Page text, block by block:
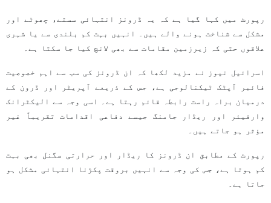
رپورٹ میں کہا گیا ہے کہ یہ ڈرونز انتہائی سستے، چھوٹے اور
مشکل سے شناخت ہونے والے ہیں۔ انہیں بہت کم بلندی سے یا شہری
علاقوں حتی کہ زیرزمین مقامات سے بھی لانچ کیا جا سکتا ہے۔
اسرائیل نیوز نے مزید لکھا کہ ان ڈرونز کی سب سے اہم خصوصیت
فائبر آپٹک ٹیکنالوجی ہے، جس کے ذریعے آپریٹر اور ڈرون کے
درمیان براہ راست رابطہ قائم رہتا ہے۔ اسی وجہ سے الیکٹرانک
وارفیئر اور ریڈار جامنگ جیسے دفاعی اقدامات تقریباً غیر
مؤثر ہو جاتے ہیں۔
رپورٹ کے مطابق ان ڈرونز کا ریڈار اور حرارتی سگنل بھی بہت
کم ہوتا ہے، جس کی وجہ سے انہیں بروقت پکڑنا انتہائی مشکل ہو
جاتا ہے۔